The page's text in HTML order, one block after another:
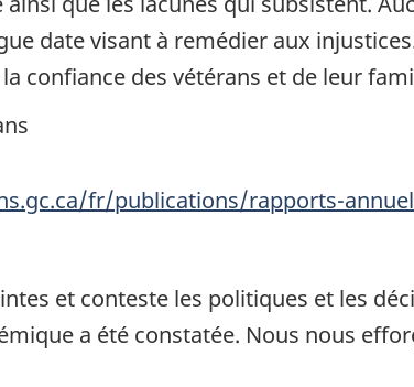
date visant à remédier aux
confiance des vétérans et de leur
fr/publications/rapports-
et conteste les politiques et les
a été constatée. Nous nous